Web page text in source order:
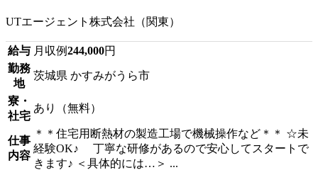
UTエージェント株式会社（関東）
給与 月収例244,000円
勤務
地
茨城県 かすみがうら市
寮・
社宅
あり（無料）
仕事
内容
＊＊住宅用断熱材の製造工場で機械操作など＊＊ ☆未
経験OK♪ 丁寧な研修があるので安心してスタートで
きます♪ ＜具体的には…＞ ...